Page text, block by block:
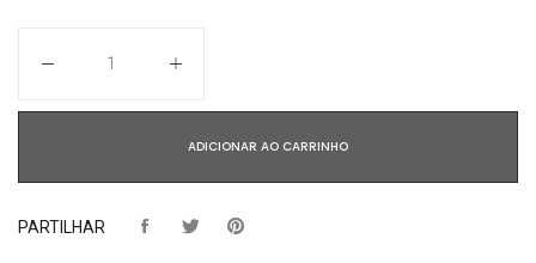
ADICIONAR AO CARRINHO
PARTILHAR